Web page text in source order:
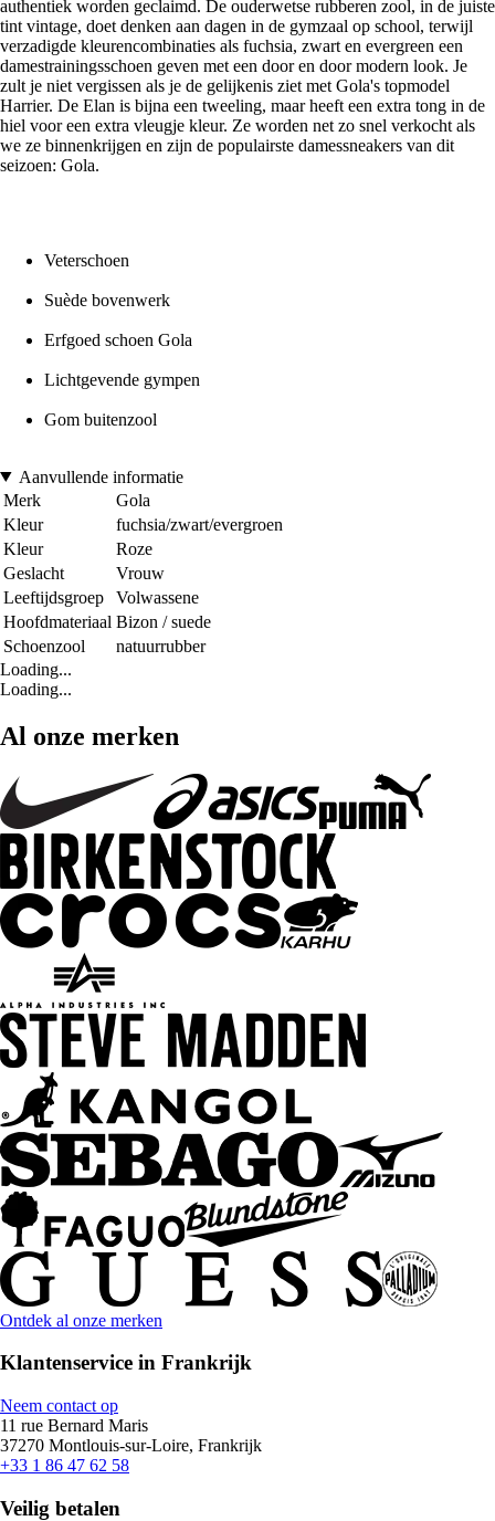
authentiek worden geclaimd. De ouderwetse rubberen zool, in de juiste
tint vintage, doet denken aan dagen in de gymzaal op school, terwijl
verzadigde kleurencombinaties als fuchsia, zwart en evergreen een
damestrainingsschoen geven met een door en door modern look. Je
zult je niet vergissen als je de gelijkenis ziet met Gola's topmodel
Harrier. De Elan is bijna een tweeling, maar heeft een extra tong in de
hiel voor een extra vleugje kleur. Ze worden net zo snel verkocht als
we ze binnenkrijgen en zijn de populairste damessneakers van dit
seizoen: Gola.
Veterschoen
Suède bovenwerk
Erfgoed schoen Gola
Lichtgevende gympen
Gom buitenzool
Aanvullende informatie
Merk
Gola
Kleur
fuchsia/zwart/evergroen
Kleur
Roze
Geslacht
Vrouw
Leeftijdsgroep
Volwassene
Hoofdmateriaal Bizon / suede
Schoenzool
natuurrubber
Loading...
Loading...
Al onze merken
Ontdek al onze merken
Klantenservice in Frankrijk
Neem contact op
11 rue Bernard Maris
37270 Montlouis-sur-Loire, Frankrijk
+33 1 86 47 62 58
Veilig betalen